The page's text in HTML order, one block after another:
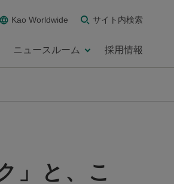
Kao Worldwide サイト内検索
ニュースルーム 採用情報
」と、こ